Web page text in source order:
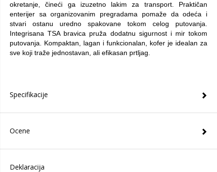
okretanje, čineći ga izuzetno lakim za transport. Praktičan
enterijer sa organizovanim pregradama pomaže da odeća i
stvari ostanu uredno spakovane tokom celog putovanja.
Integrisana TSA bravica pruža dodatnu sigurnost i mir tokom
putovanja. Kompaktan, lagan i funkcionalan, kofer je idealan za
sve koji traže jednostavan, ali efikasan prtljag.
Specifikacije
Ocene
Deklaracija